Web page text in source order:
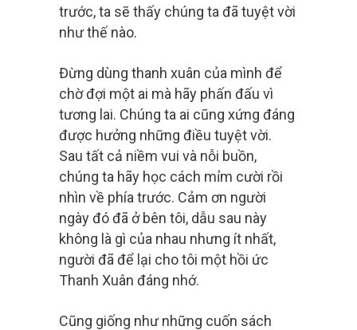
trước, ta sẽ thấy chúng ta đã tuyệt vời
như thế nào.
Đừng dùng thanh xuân của mình để
chờ đợi một ai mà hãy phấn đấu vì
tương lai. Chúng ta ai cũng xứng đáng
được hưởng những điều tuyệt vời.
Sau tất cả niềm vui và nỗi buồn,
chúng ta hãy học cách mỉm cười rồi
nhìn về phía trước. Cảm ơn người
ngày đó đã ở bên tôi, dẫu sau này
không là gì của nhau nhưng ít nhất,
người đã để lại cho tôi một hồi ức
Thanh Xuân đáng nhớ.
Cũng giống như những cuốn sách